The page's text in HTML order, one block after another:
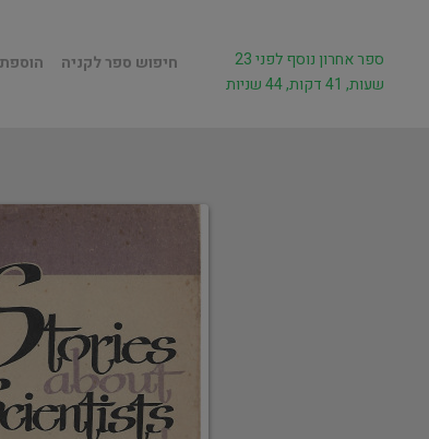
חיפוש ספר לקניה
ספר אחרון נוסף לפני 23
שעות, 41 דקות, 44 שניות